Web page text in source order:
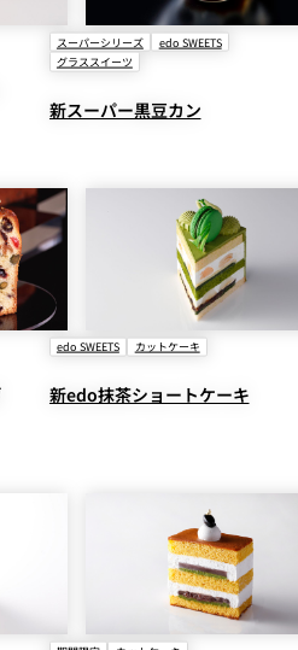
スーパーシリーズ
edo SWEETS
グラススイーツ
新スーパー黒豆カン
edo SWEETS カットケーキ
新edo抹茶ショートケーキ